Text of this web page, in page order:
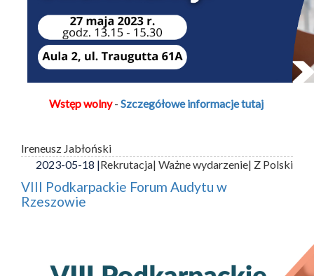
Wstęp wolny- Szczegółowe informacje tutaj
Ireneusz Jabłoński
2023-05-18 |Rekrutacja| Ważne wydarzenie| Z Polski
VIII Podkarpackie Forum Audytu w
Rzeszowie